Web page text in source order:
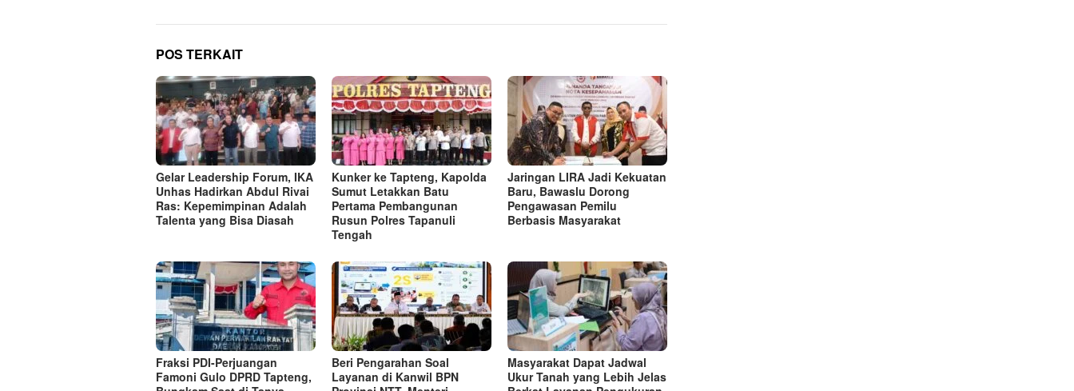
POS TERKAIT
Gelar Leadership Forum, IKA
Unhas Hadirkan Abdul Rivai
Ras: Kepemimpinan Adalah
Talenta yang Bisa Diasah
Kunker ke Tapteng, Kapolda
Sumut Letakkan Batu
Pertama Pembangunan
Rusun Polres Tapanuli
Tengah
Jaringan LIRA Jadi Kekuatan
Baru, Bawaslu Dorong
Pengawasan Pemilu
Berbasis Masyarakat
Fraksi PDI-Perjuangan
Famoni Gulo DPRD Tapteng,
Beri Pengarahan Soal
Layanan di Kanwil BPN
Masyarakat Dapat Jadwal
Ukur Tanah yang Lebih Jelas